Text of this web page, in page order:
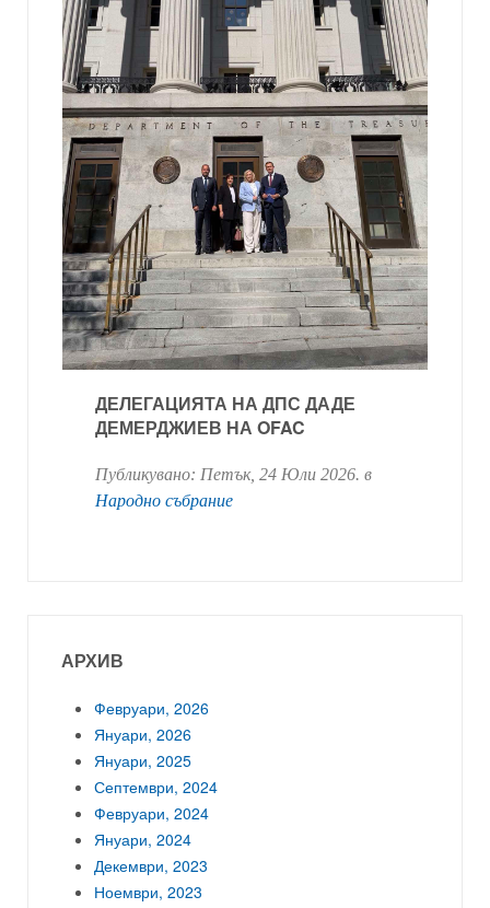
ДЕЛЕГАЦИЯТА НА ДПС ДАДЕ
ДЕМЕРДЖИЕВ НА OFAC
Публикувано: Петък, 24 Юли 2026. в
Народно събрание
АРХИВ
Февруари, 2026
Януари, 2026
Януари, 2025
Септември, 2024
Февруари, 2024
Януари, 2024
Декември, 2023
Ноември, 2023